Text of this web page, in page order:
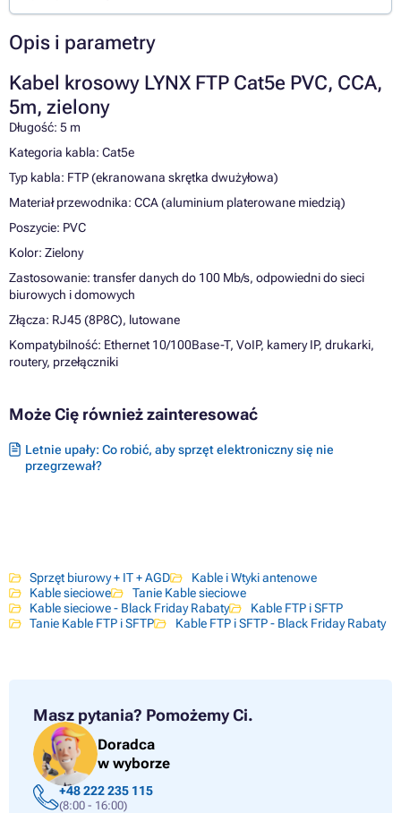
Opis i parametry
Kabel krosowy LYNX FTP Cat5e PVC, CCA,
5m, zielony
Długość: 5 m
Kategoria kabla: Cat5e
Typ kabla: FTP (ekranowana skrętka dwużyłowa)
Materiał przewodnika: CCA (aluminium platerowane miedzią)
Poszycie: PVC
Kolor: Zielony
Zastosowanie: transfer danych do 100 Mb/s, odpowiedni do sieci
biurowych i domowych
Złącza: RJ45 (8P8C), lutowane
Kompatybilność: Ethernet 10/100Base-T, VoIP, kamery IP, drukarki,
routery, przełączniki
Może Cię również zainteresować
Letnie upały: Co robić, aby sprzęt elektroniczny się nie
przegrzewał?
Sprzęt biurowy + IT + AGD
Kable i Wtyki antenowe
Kable sieciowe
Tanie Kable sieciowe
Kable sieciowe - Black Friday Rabaty
Kable FTP i SFTP
Tanie Kable FTP i SFTP
Kable FTP i SFTP - Black Friday Rabaty
Masz pytania? Pomożemy Ci.
Doradca
w wyborze
+48 222 235 115
(8:00 - 16:00)